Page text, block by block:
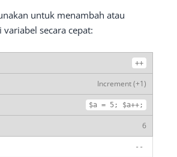
untuk menambah atau
secara cepat:
++
Increment (+1)
$a = 5; $a++;
6
--